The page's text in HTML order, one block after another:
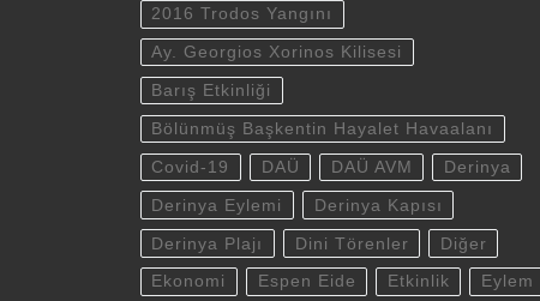
2016 Trodos Yangını
Ay. Georgios Xorinos Kilisesi
Barış Etkinliği
Bölünmüş Başkentin Hayalet Havaalanı
Covid-19 DAÜ DAÜ AVM Derinya
Derinya Eylemi Derinya Kapısı
Derinya Plajı Dini Törenler Diğer
Ekonomi Espen Eide Etkinlik Eylem